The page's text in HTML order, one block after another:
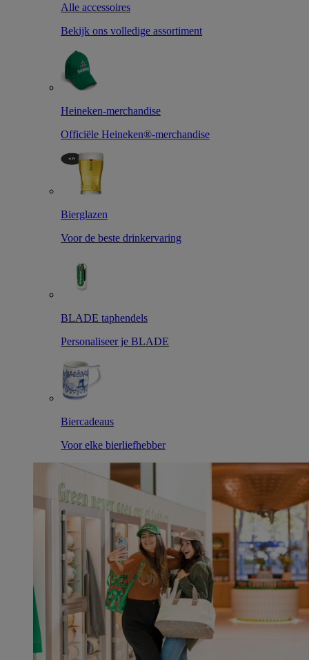
Alle accessoires
Bekijk ons volledige assortiment
Heineken-merchandise
Officiële Heineken®-merchandise
Bierglazen
Voor de beste drinkervaring
BLADE taphendels
Personaliseer je BLADE
Biercadeaus
Voor elke bierliefhebber